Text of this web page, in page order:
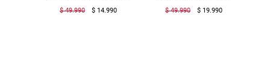
$ 49.990 $ 14.990 $ 49.990 $ 19.990